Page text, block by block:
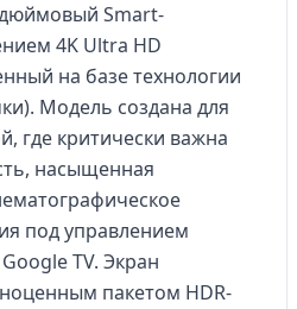
дюймовый Smart-
4K Ultra HD
на базе технологии
Модель создана для
где критически важна
насыщенная
под управлением
TV. Экран
пакетом HDR-